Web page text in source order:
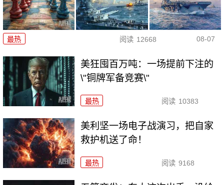
最热 阅读 12668 08-07
美狂囤百万吨：一场提前下注的
\"铜牌军备竞赛\"
最热 阅读 10383
美利坚一场电子战演习，把自家
救护机送了命！
最热 阅读 9168